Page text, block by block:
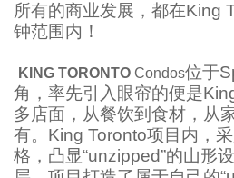
所有的商业发展，都在King
钟范围内！
KING TORONTO Condos位于
角，率先引入眼帘的便是
多店面，从餐饮到食材，从
有。King Toronto项目内，
格，凸显“unzipped”的山形